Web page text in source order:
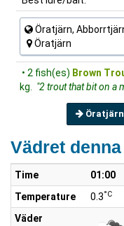
Öratjärn,
Öratjärn
• 2 fish(es) Brown
kg.
"2 trout that bit on a
Vädret
Time 01:00
Temperature
0.3°C
Väder